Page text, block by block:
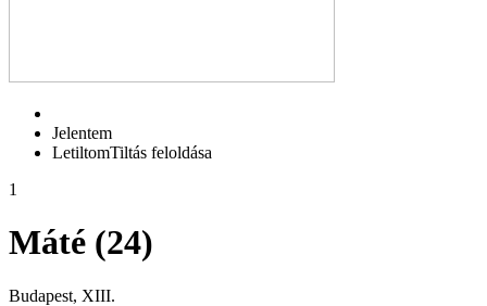
Jelentem
LetiltomTiltás feloldása
1
Máté (24)
Budapest, XIII.